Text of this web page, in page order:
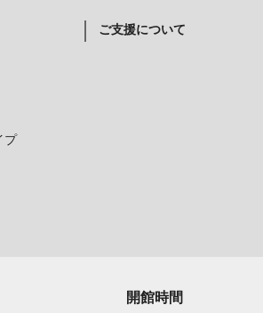
プ
ご支援について
開館時間